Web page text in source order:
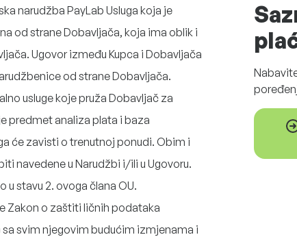
narudžba PayLab Usluga koja je
od strane Dobavljača, koja ima oblik i
Ugovor između Kupca i Dobavljača
od strane Dobavljača.
usluge koje pruža Dobavljač za
predmet analiza plata i baza
će zavisti o trenutnoj ponudi. Obim i
navedene u Narudžbi i/ili u Ugovoru.
u stavu 2. ovoga člana OU.
Zakon o zaštiti ličnih podataka
sa svim njegovim budućim izmjenama i